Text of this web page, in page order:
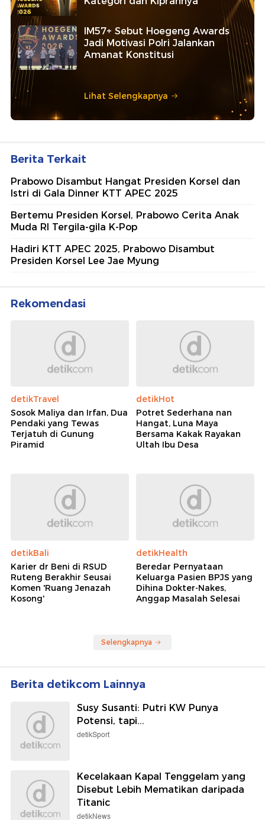
IM57+ Sebut Hoegeng Awards
Jadi Motivasi Polri Jalankan
Amanat Konstitusi
Lihat Selengkapnya
Berita Terkait
Prabowo Disambut Hangat Presiden Korsel dan
Istri di Gala Dinner KTT APEC 2025
Bertemu Presiden Korsel, Prabowo Cerita Anak
Muda RI Tergila-gila K-Pop
Hadiri KTT APEC 2025, Prabowo Disambut
Presiden Korsel Lee Jae Myung
Rekomendasi
detikTravel
Sosok Maliya dan Irfan, Dua
Pendaki yang Tewas
Terjatuh di Gunung
Piramid
detikHot
Potret Sederhana nan
Hangat, Luna Maya
Bersama Kakak Rayakan
Ultah Ibu Desa
detikBali
Karier dr Beni di RSUD
Ruteng Berakhir Seusai
Komen 'Ruang Jenazah
Kosong'
detikHealth
Beredar Pernyataan
Keluarga Pasien BPJS yang
Dihina Dokter-Nakes,
Anggap Masalah Selesai
Selengkapnya
Berita detikcom Lainnya
Susy Susanti: Putri KW Punya
Potensi, tapi...
detikSport
Kecelakaan Kapal Tenggelam yang
Disebut Lebih Mematikan daripada
Titanic
detikNews